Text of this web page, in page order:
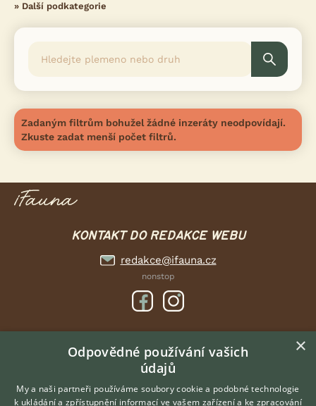
» Další podkategorie
Zadaným filtrům bohužel žádné inzeráty neodpovídají.
Zkuste zadat menší počet filtrů.
KONTAKT DO REDAKCE WEBU
redakce@ifauna.cz
nonstop
DOMOVSKÁ STRÁNKA
INZERCE
DISKUSE
ČLÁNKY
×
Odpovědné používání vašich
údajů
My a naši partneři používáme soubory cookie a podobné technologie
k ukládání a zpřístupnění informací ve vašem zařízení a ke zpracování